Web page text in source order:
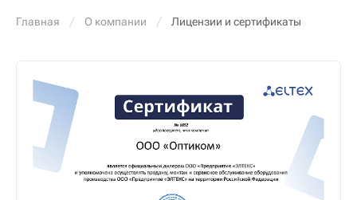
Главная О компании Лицензии и сертификаты